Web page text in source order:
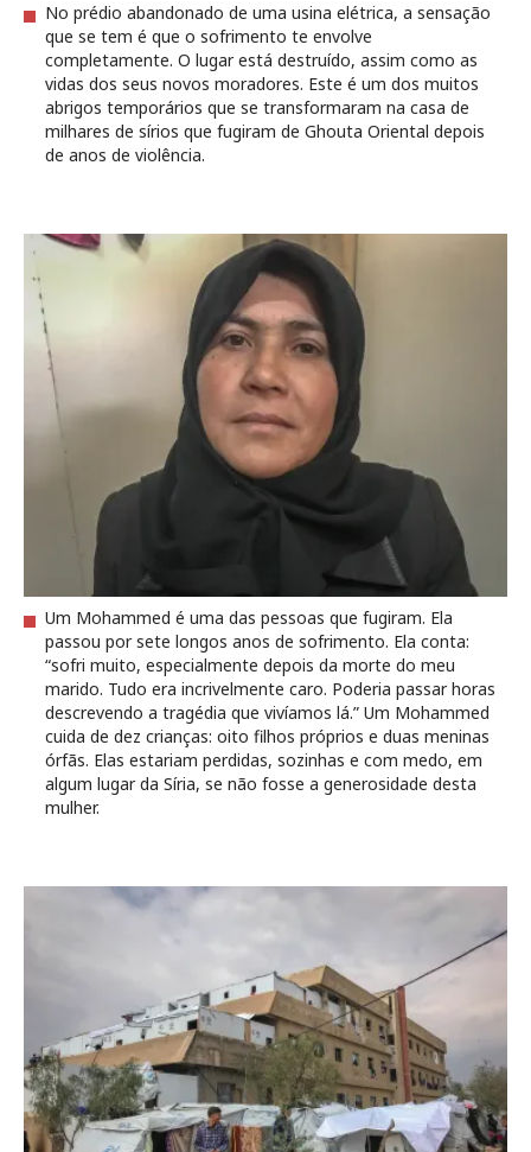
No prédio abandonado de uma usina elétrica, a sensação
que se tem é que o sofrimento te envolve
completamente. O lugar está destruído, assim como as
vidas dos seus novos moradores. Este é um dos muitos
abrigos temporários que se transformaram na casa de
milhares de sírios que fugiram de Ghouta Oriental depois
de anos de violência.
Um Mohammed é uma das pessoas que fugiram. Ela
passou por sete longos anos de sofrimento. Ela conta:
“sofri muito, especialmente depois da morte do meu
marido. Tudo era incrivelmente caro. Poderia passar horas
descrevendo a tragédia que vivíamos lá.” Um Mohammed
cuida de dez crianças: oito filhos próprios e duas meninas
órfãs. Elas estariam perdidas, sozinhas e com medo, em
algum lugar da Síria, se não fosse a generosidade desta
mulher.